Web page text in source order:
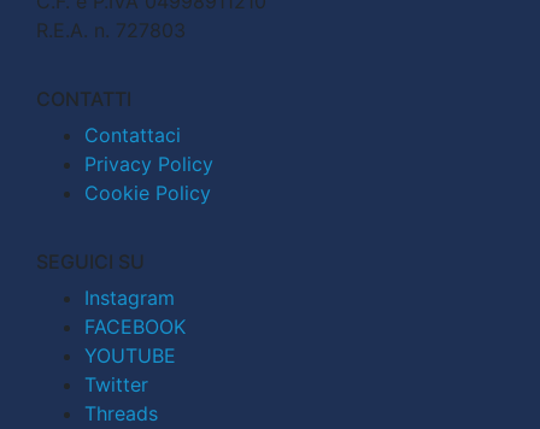
R.E.A. n. 727803
CONTATTI
Contattaci
Privacy Policy
Cookie Policy
SEGUICI SU
Instagram
FACEBOOK
YOUTUBE
Twitter
Threads